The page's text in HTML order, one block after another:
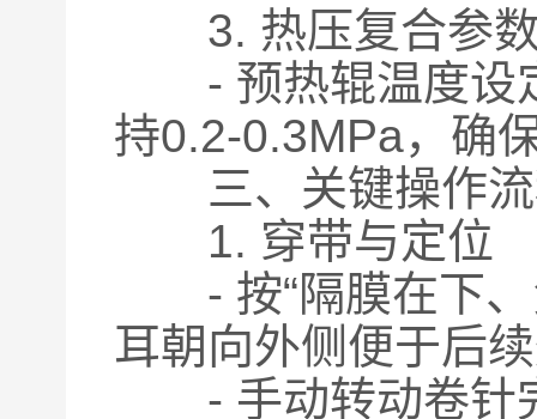
3. 热压复合参
- 预热辊温度设
持0.2-0.3MPa，确
三、关键操作流
1. 穿带与定位
- 按“隔膜在下、
耳朝向外侧便于后
- 手动转动卷针完